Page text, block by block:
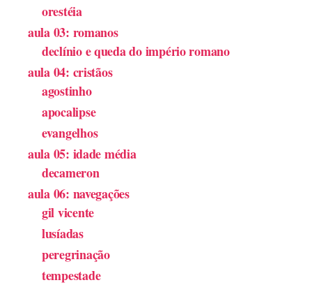
orestéia
aula 03: romanos
declínio e queda do império romano
aula 04: cristãos
agostinho
apocalipse
evangelhos
aula 05: idade média
decameron
aula 06: navegações
gil vicente
lusíadas
peregrinação
tempestade